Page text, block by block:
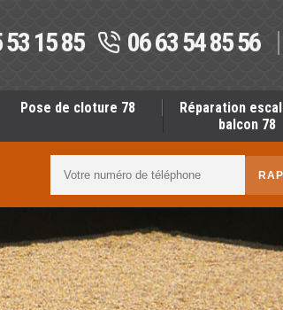
53 15 85 06 63 54 85 56
Pose de cloture 78
Réparation
balcon 78